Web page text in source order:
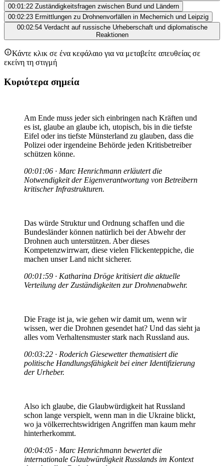
00:01:22 Zuständigkeitsfragen zwischen Bund und Ländern
00:02:23 Ermittlungen zu Drohnenvorfällen in Mechernich und Leipzig
00:02:54 Verdacht auf russische Urheberschaft und diplomatische
Reaktionen
Κάντε κλικ σε ένα κεφάλαιο για να μεταβείτε απευθείας σε
εκείνη τη στιγμή
Κυριότερα σημεία
Am Ende muss jeder sich einbringen nach Kräften und
es ist, glaube an glaube ich, utopisch, bis in die tiefste
Eifel oder ins tiefste Münsterland zu glauben, dass die
Polizei oder irgendeine Behörde jeden Kritisbetreiber
schützen könne.
00:01:06 · Marc Henrichmann erläutert die
Notwendigkeit der Eigenverantwortung von Betreibern
kritischer Infrastrukturen.
Das würde Struktur und Ordnung schaffen und die
Bundesländer können natürlich bei der Abwehr der
Drohnen auch unterstützen. Aber dieses
Kompetenzwirrwarr, diese vielen Flickenteppiche, die
machen unser Land nicht sicherer.
00:01:59 · Katharina Dröge kritisiert die aktuelle
Verteilung der Zuständigkeiten zur Drohnenabwehr.
Die Frage ist ja, wie gehen wir damit um, wenn wir
wissen, wer die Drohnen gesendet hat? Und das sieht ja
alles vom Verhaltensmuster stark nach Russland aus.
00:03:22 · Roderich Giesewetter thematisiert die
politische Handlungsfähigkeit bei einer Identifizierung
der Urheber.
Also ich glaube, die Glaubwürdigkeit hat Russland
schon lange verspielt, wenn man in die Ukraine blickt,
wo ja völkerrechtswidrigen Angriffen man kaum mehr
hinterherkommt.
00:04:05 · Marc Henrichmann bewertet die
internationale Glaubwürdigkeit Russlands im Kontext